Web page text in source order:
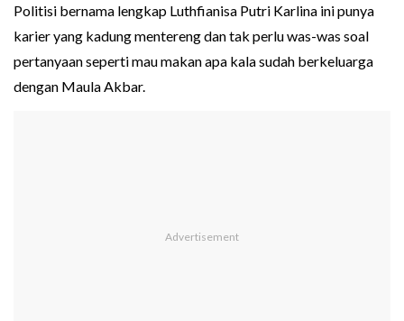
Politisi bernama lengkap Luthfianisa Putri Karlina ini punya
karier yang kadung mentereng dan tak perlu was-was soal
pertanyaan seperti mau makan apa kala sudah berkeluarga
dengan Maula Akbar.